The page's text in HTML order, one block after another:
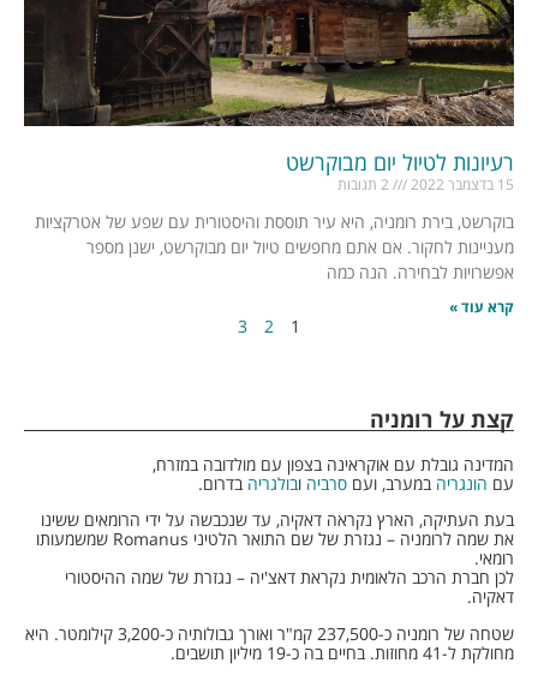
רעיונות לטיול יום מבוקרשט
15 בדצמבר 2022
בוקרשט, בירת רומניה, היא עיר תוססת והיסטורית עם שפע של אטרקציות
מעניינות לחקור. אם אתם מחפשים טיול יום מבוקרשט, ישנן מספר
אפשרויות לבחירה. הנה כמה
קרא עוד »
1
2
3
קצת על רומניה
המדינה גובלת עם אוקראינה בצפון עם מולדובה במזרח,
עם הונגריה במערב, ועם סרביה ובולגריה בדרום.
בעת העתיקה, הארץ נקראה דאקיה, עד שנכבשה על ידי הרומאים ששינו
את שמה לרומניה – נגזרת של שם התואר הלטיני Romanus שמשמעותו
רומאי.
לכן חברת הרכב הלאומית נקראת דאצ'יה – נגזרת של שמה ההיסטורי
דאקיה.
שטחה של רומניה כ-237,500 קמ"ר ואורך גבולותיה כ-3,200 קילומטר. היא
מחולקת ל-41 מחוזות. בחיים בה כ-19 מיליון תושבים.